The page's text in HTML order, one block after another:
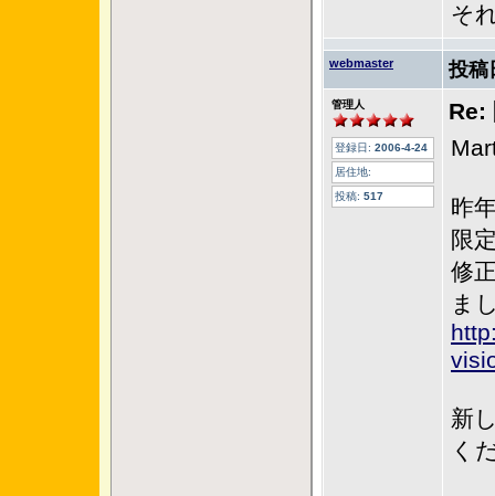
そ
webmaster 投
管理人
登録日: 2006-4-24
居住地:
投稿: 517
Re:
昨
限
修
ま
新
く